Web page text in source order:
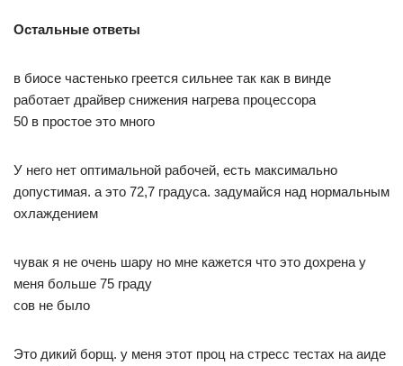
Остальные ответы
в биосе частенько греется сильнее так как в винде
работает драйвер снижения нагрева процессора
50 в простое это много
У него нет оптимальной рабочей, есть максимально
допустимая. а это 72,7 градуса. задумайся над нормальным
охлаждением
чувак я не очень шару но мне кажется что это дохрена у
меня больше 75 граду
сов не было
Это дикий борщ. у меня этот проц на стресс тестах на аиде